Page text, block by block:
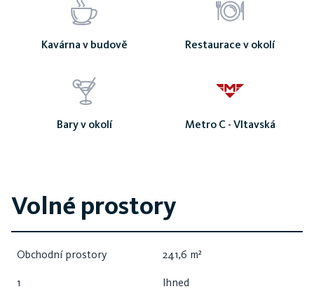
Kavárna v budově Restaurace v okolí
Bary v okolí Metro C - Vltavská
Volné prostory
Obchodní prostory 241,6 m²
1 Ihned